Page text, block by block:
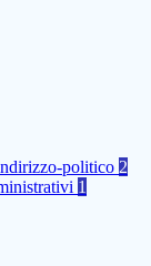
politico 2
1